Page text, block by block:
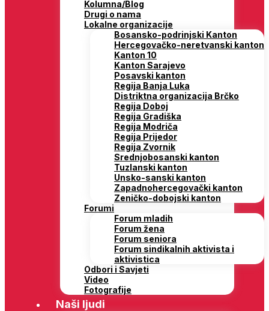
Kolumna/Blog
Drugi o nama
Lokalne organizacije
Bosansko-podrinjski Kanton
Hercegovačko-neretvanski kanton
Kanton 10
Kanton Sarajevo
Posavski kanton
Regija Banja Luka
Distriktna organizacija Brčko
Regija Doboj
Regija Gradiška
Regija Modriča
Regija Prijedor
Regija Zvornik
Srednjobosanski kanton
Tuzlanski kanton
Unsko-sanski kanton
Zapadnohercegovački kanton
Zeničko-dobojski kanton
Forumi
Forum mladih
Forum žena
Forum seniora
Forum sindikalnih aktivista i
aktivistica
Odbori i Savjeti
Video
Fotografije
Naši ljudi